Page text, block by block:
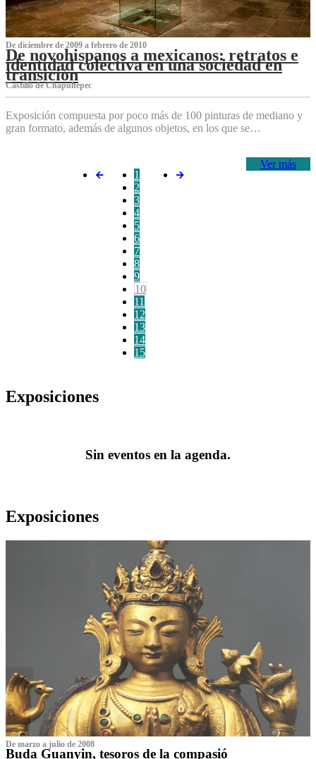
De diciembre de 2009 a febrero de 2010
De novohispanos a mexicanos: retratos e
identidad colectiva en una sociedad en
transición
Castillo de Chapultepec
Exposición compuesta por poco más de 100 pinturas de mediano y
gran formato, además de algunos objetos, en los que se…
Ver más
1
2
3
4
5
6
7
8
9
10
11
12
13
14
15
Exposiciones
Sin eventos en la agenda.
Exposiciones
De marzo a julio de 2008
Buda Guanyin, tesoros de la compasió